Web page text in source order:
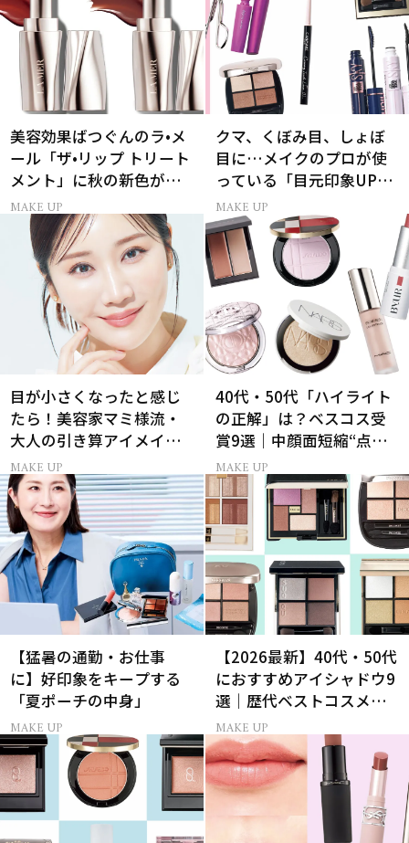
美容効果ばつぐんのラ•メ
ール「ザ•リップ トリート
メント」に秋の新色がお
目見え！
MAKE UP
クマ、くぼみ目、しょぼ
目に…メイクのプロが使
っている「目元印象UP」
のレスキューコスメ11選
MAKE UP
目が小さくなったと感じ
たら！美容家マミ様流・
大人の引き算アイメイク
術
MAKE UP
40代・50代「ハイライト
の正解」は？ベスコス受
賞9選｜中顔面短縮“点置
き”メイク法も
MAKE UP
【猛暑の通勤・お仕事
に】好印象をキープする
「夏ポーチの中身」
MAKE UP
【2026最新】40代・50代
におすすめアイシャドウ9
選｜歴代ベストコスメ受
賞まとめ
MAKE UP